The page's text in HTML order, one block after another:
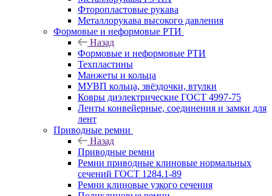
Фторопластовые рукава
Металлорукава высокого давления
Формовые и неформовые РТИ
Назад
Формовые и неформовые РТИ
Техпластины
Манжеты и кольца
МУВП кольца, звёздочки, втулки
Ковры диэлектрические ГОСТ 4997-75
Ленты конвейерные, соединения и замки для
лент
Приводные ремни
Назад
Приводные ремни
Ремни приводные клиновые нормальных
сечений ГОСТ 1284.1-89
Ремни клиновые узкого сечения